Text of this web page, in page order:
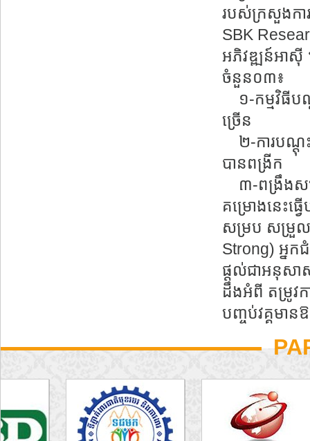
របស់ក្រសួងកា
SBK
អភិវឌ្ឍន៍អាស៊ី
ចំនួន០៣៖
១-កម្មវិធីប
ច្រើន
២-ការបណ្តុះ
បានពង្រីក
៣-ពង្រឹងសមត្
គម្រោងនេះធ្
សម្រប សម្រួល
Strong) អ្នក
ផ្តល់ជាអនុសា
ដឹងអំពី តម្រូវក
បញ្ចប់វគ្គមានឱ